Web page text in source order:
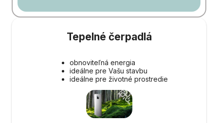
Tepelné čerpadlá
obnoviteľná energia
ideálne pre Vašu stavbu
ideálne pre životné prostredie